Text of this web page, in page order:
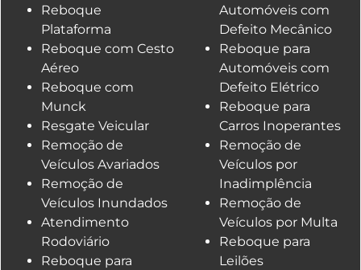
Reboque
Plataforma
Reboque com Cesto
Aéreo
Reboque com
Munck
Resgate Veicular
Remoção de
Veículos Avariados
Remoção de
Veículos Inundados
Atendimento
Rodoviário
Reboque para
Automóveis com
Defeito Mecânico
Reboque para
Automóveis com
Defeito Elétrico
Reboque para
Carros Inoperantes
Remoção de
Veículos por
Inadimplência
Remoção de
Veículos por Multa
Reboque para
Leilões